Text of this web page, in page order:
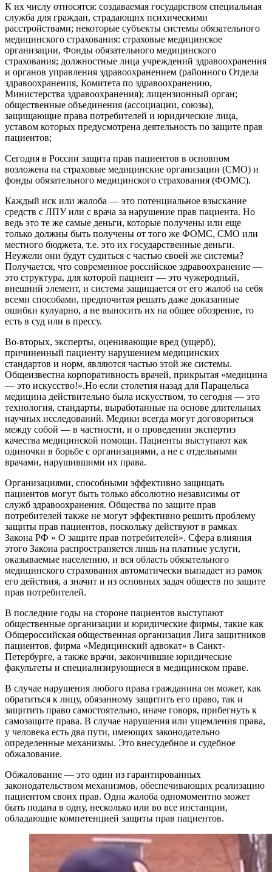
К их числу относятся: создаваемая государством специальная
служба для граждан, страдающих психическими
расстройствами; некоторые субъекты системы обязательного
медицинского страхования: страховые медицинское
организации, Фонды обязательного медицинского
страхования; должностные лица учреждений здравоохранения
и органов управления здравоохранением (районного Отдела
здравоохранения, Комитета по здравоохранению,
Министерства здравоохранения); лицензионный орган;
общественные объединения (ассоциации, союзы),
защищающие права потребителей и юридические лица,
уставом которых предусмотрена деятельность по защите прав
пациентов;
Сегодня в России защита прав пациентов в основном
возложена на страховые медицинские организации (СМО) и
фонды обязательного медицинского страхования (ФОМС).
Каждый иск или жалоба — это потенциальное взыскание
средств с ЛПУ или с врача за нарушение прав пациента. Но
ведь это те же самые деньги, которые получены или еще
только должны быть получены от того же ФОМС, СМО или
местного бюджета, т.е. это их государственные деньги.
Неужели они будут судиться с частью своей же системы?
Получается, что современное российское здравоохранение —
это структура, для которой пациент — это чужеродный,
внешний элемент, и система защищается от его жалоб на себя
всеми способами, предпочитая решать даже доказанные
ошибки кулуарно, а не выносить их на общее обозрение, то
есть в суд или в прессу.
Во-вторых, эксперты, оценивающие вред (ущерб),
причиненный пациенту нарушением медицинских
стандартов и норм, являются частью этой же системы.
Общеизвестна корпоративность врачей, прикрытая «медицина
— это искусство!».Но если столетия назад для Парацельса
медицина действительно была искусством, то сегодня — это
технология, стандарты, выработанные на основе длительных
научных исследований. Медики всегда могут договориться
между собой — в частности, и о проведении экспертиз
качества медицинской помощи. Пациенты выступают как
одиночки в борьбе с организациями, а не с отдельными
врачами, нарушившими их права.
Организациями, способными эффективно защищать
пациентов могут быть только абсолютно независимы от
служб здравоохранения. Общества по защите прав
потребителей также не могут эффективно решить проблему
защиты прав пациентов, поскольку действуют в рамках
Закона РФ « О защите прав потребителей». Сфера влияния
этого Закона распространяется лишь на платные услуги,
оказываемые населению, и вся область обязательного
медицинского страхования автоматически выпадает из рамок
его действия, а значит и из основных задач обществ по защите
прав потребителей.
В последние годы на стороне пациентов выступают
общественные организации и юридические фирмы, такие как
Общероссийская общественная организация Лига защитников
пациентов, фирма «Медицинский адвокат» в Санкт-
Петербурге, а также врачи, закончившие юридические
факультеты и специализирующиеся в медицинском праве.
В случае нарушения любого права гражданина он может, как
обратиться к лицу, обязанному защитить его право, так и
защитить право самостоятельно, иначе говоря, прибегнуть к
самозащите права. В случае нарушения или ущемления права,
у человека есть два пути, имеющих законодательно
определенные механизмы. Это внесудебное и судебное
обжалование.
Обжалование — это один из гарантированных
законодательством механизмов, обеспечивающих реализацию
пациентом своих прав. Одна жалоба одномоментно может
быть подана в одну, несколько или во все инстанции,
обладающие компетенцией защиты прав пациентов.